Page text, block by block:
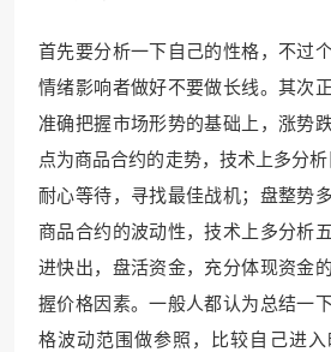
首先要分析一下自己的性格，不过
情绪影响者做好不要做长线。其次
准确把握市场形势的基础上，涨势
点为商品合约的走势，技术上多分析
耐心等待，寻找最佳战机；盘整势
商品合约的波动性，技术上多分析
进快出，盘活资金，充分体现资金
握价格因素。一般人都认为总结一
格波动范围做参照，比较自己进